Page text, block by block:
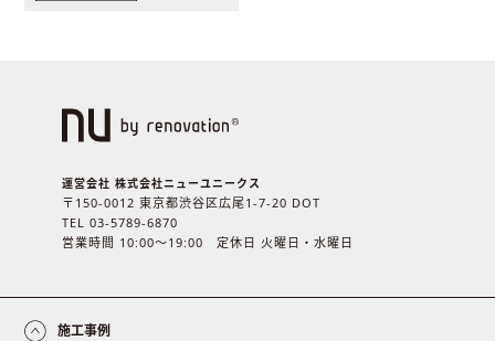
運営会社 株式会社ニューユニークス
〒150-0012 東京都渋谷区広尾1-7-20 DOT
TEL 03-5789-6870
営業時間 10:00〜19:00 定休日 火曜日・水曜日
施工事例